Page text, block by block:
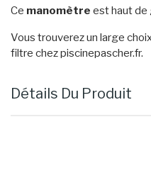
Ce manomètre est haut de
Vous trouverez un large
filtre chez piscinepascher.fr.
Détails Du Produit